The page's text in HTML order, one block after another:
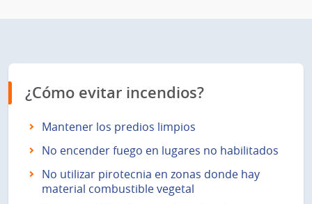
¿Cómo evitar incendios?
Mantener los predios limpios
No encender fuego en lugares no habilitados
No utilizar pirotecnia en zonas donde hay
material combustible vegetal